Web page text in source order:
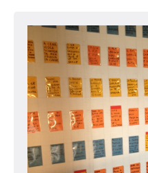
convainc le patron …